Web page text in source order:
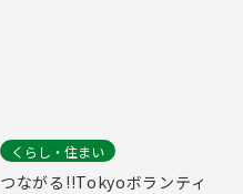
くらし・住まい
つながる!!Tokyoボランティ